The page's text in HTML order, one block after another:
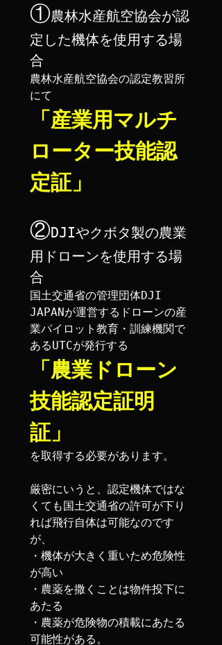
①農林水産航空協会が認
定した機体を使用する場
合
農林水産航空協会の認定教習所
「産業用マルチ
ローター技能認
定証」
②DJIやクボタ製の農業
用ドローンを使用する場
合
国土交通省の管理団体DJI
JAPANが運営するドローンの産
業パイロット教育・訓練機関で
「農業ドローン
技能認定証明
証」
を取得する必要があります。
厳密にいうと、認定機体ではな
くても国土交通省の許可が下り
れば飛行自体は可能なのです
が、
・機体が大きく重いため危険性
が高い
・農薬を撒くことは物件投下に
あたる
・農薬が危険物の積載にあたる
可能性がある。